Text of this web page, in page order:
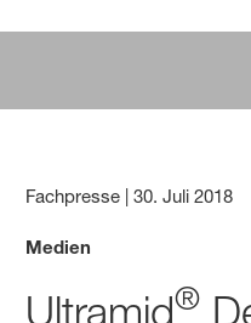
Fachpresse |30. Juli 2018
Medien
Ultramid®